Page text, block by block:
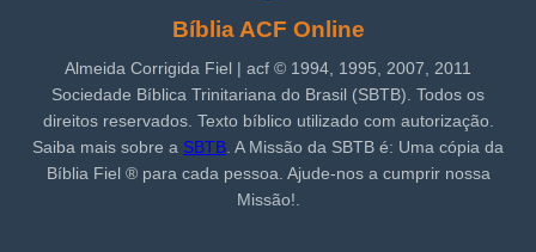
Bíblia ACF Online
Almeida Corrigida Fiel | acf ©️ 1994, 1995, 2007, 2011
Sociedade Bíblica Trinitariana do Brasil (SBTB). Todos os
direitos reservados. Texto bíblico utilizado com autorização.
Saiba mais sobre a SBTB . A Missão da SBTB é: Uma cópia da
Bíblia Fiel ®️ para cada pessoa. Ajude-nos a cumprir nossa
Missão!.